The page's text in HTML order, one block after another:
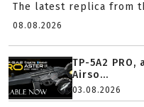
The latest replica from
08.08.2026
TP-5A2
Airso...
03.08.2026